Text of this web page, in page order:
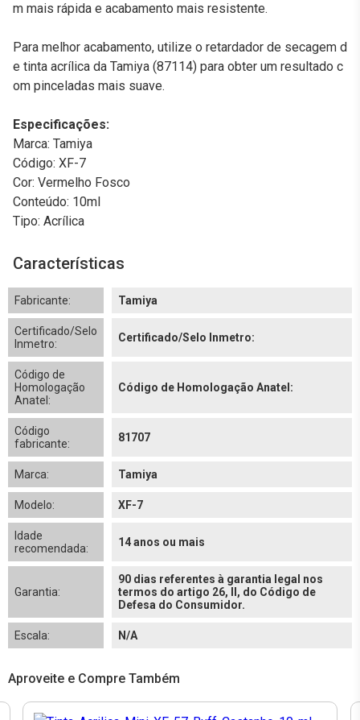
m mais rápida e acabamento mais resistente.
Para melhor acabamento, utilize o retardador de secagem d
e tinta acrílica da Tamiya (87114) para obter um resultado c
om pinceladas mais suave.
Especificações:
Marca: Tamiya
Código: XF-7
Cor: Vermelho Fosco
Conteúdo: 10ml
Tipo: Acrílica
Características
Fabricante: Tamiya
Certificado/Selo
Inmetro:
Certificado/Selo Inmetro:
Código de
Homologação
Anatel:
Código de Homologação Anatel:
Código
fabricante:
81707
Marca: Tamiya
Modelo: XF-7
Idade
recomendada:
14 anos ou mais
Garantia:
90 dias referentes à garantia legal nos
termos do artigo 26, II, do Código de
Defesa do Consumidor.
Escala: N/A
Aproveite e Compre Também